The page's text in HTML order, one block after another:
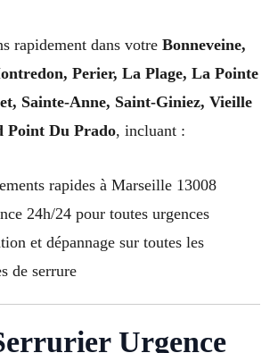
rapidement dans votre Bonneveine,
Perier, La Plage, La Pointe
Sainte-Anne, Saint-Giniez, Vieille
Point Du Prado, incluant :
rapides à Marseille 13008
24h/24 pour toutes urgences
et dépannage sur toutes les
de serrure
Urgence